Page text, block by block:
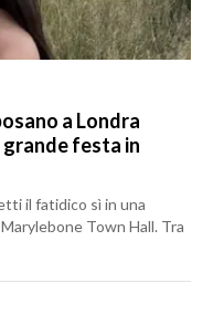
a Londra
festa in
il fatidico sì in una
Town Hall. Tra